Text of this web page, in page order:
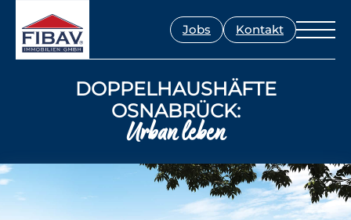
Jobs Kontakt
DOPPELHAUSHÄFTE
OSNABRÜCK:
Urban leben